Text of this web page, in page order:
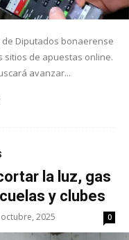
de Diputados bonaerense
sitios de apuestas online.
avanzar...
la luz, gas
y clubes
2025 0